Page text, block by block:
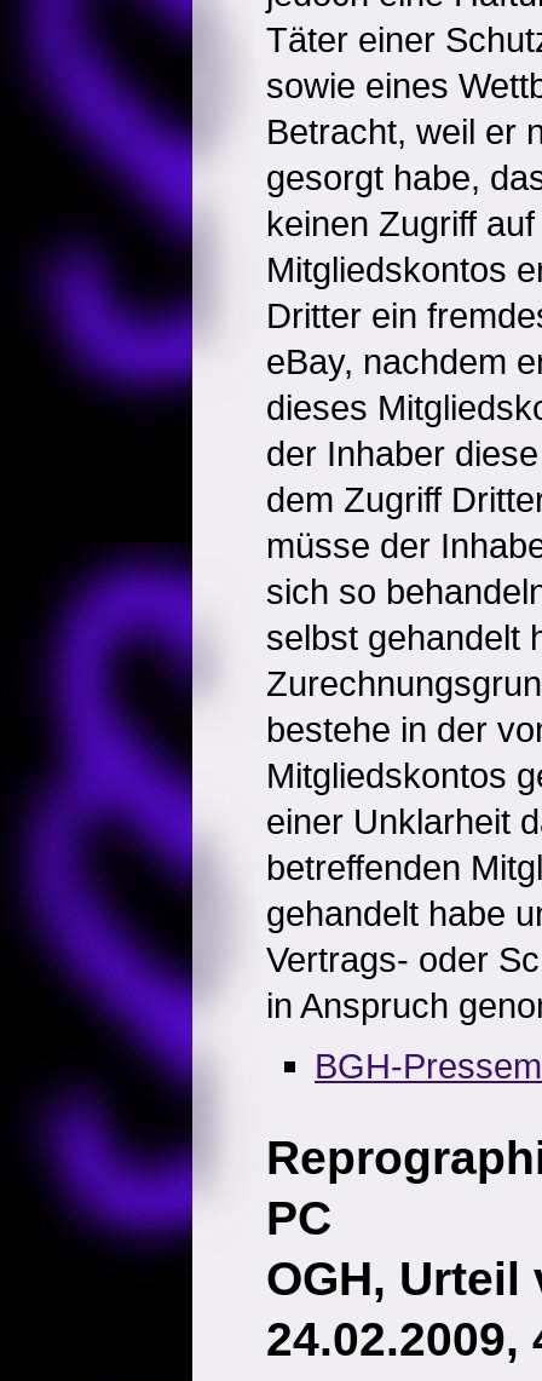
Täter einer
sowie eines
Betracht, weil er
gesorgt habe,
keinen Zugriff
Mitgliedskontos
Dritter ein
eBay, nachdem
dieses
der Inhaber
dem Zugriff
müsse der
sich so
selbst gehandelt
bestehe in der
Mitgliedskontos
einer Unklarheit
betreffenden
gehandelt habe
Vertrags- oder
in Anspruch
BGH-
PC
OGH, Urteil
24.02.2009,